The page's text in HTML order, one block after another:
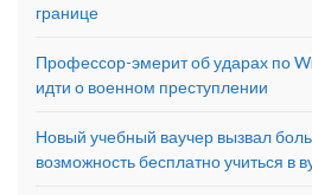
границе
Профессор-эмерит об ударах по
идти о военном преступлении
Новый учебный ваучер вызвал
возможность бесплатно учиться в